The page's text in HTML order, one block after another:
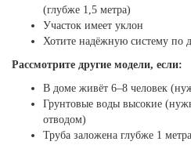
(глубже 1,5 метра)
Участок имеет уклон
Хотите надёжную систему по
Рассмотрите другие модели, если:
В доме живёт 6–8 человек
Грунтовые воды высокие
отводом)
Труба заложена глубже 1